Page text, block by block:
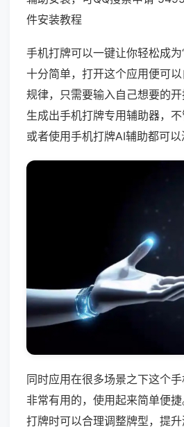
件安装教程
手机打牌可以一键让你轻松成
十分简单，打开这个应用便可
规律，只需要输入自己想要的
生成出手机打牌专用辅助器，
或者使用手机打牌AI辅助都可以
同时应用在很多场景之下这个
非常有用的，使用起来简单便
打牌时可以合理调整牌型，提